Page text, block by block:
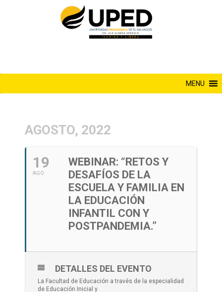
MENU
AGOSTO, 2022
19
AGO
WEBINAR: “RETOS Y
DESAFÍOS DE LA
ESCUELA Y FAMILIA EN
LA EDUCACIÓN
INFANTIL CON Y
POSTPANDEMIA.”
DETALLES DEL EVENTO
La Facultad de Educación a través de la especialidad
de Educación Inicial y